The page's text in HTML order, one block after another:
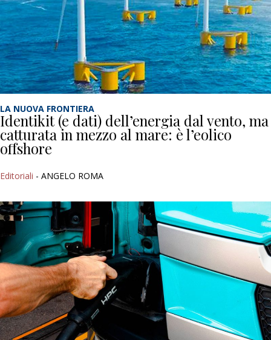
LA NUOVA FRONTIERA
Identikit (e dati) dell’energia dal vento, ma
catturata in mezzo al mare: è l’eolico
offshore
Editoriali - ANGELO ROMA